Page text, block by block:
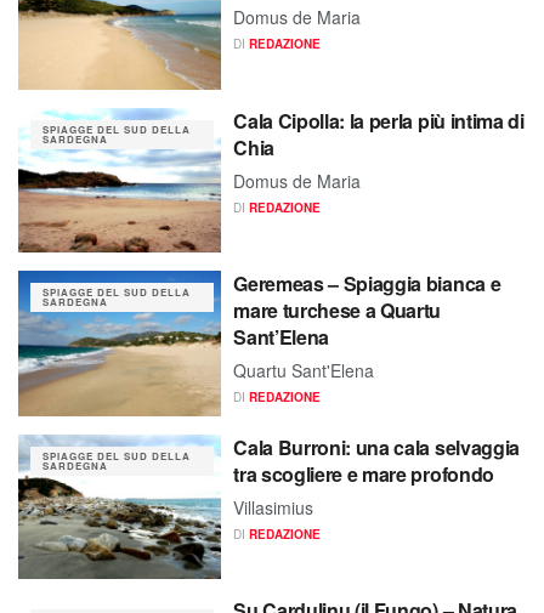
Domus de Maria
DI REDAZIONE
SPIAGGE DEL SUD DELLA
SARDEGNA
Cala Cipolla: la perla più intima di
Chia
Domus de Maria
DI REDAZIONE
SPIAGGE DEL SUD DELLA
SARDEGNA
Geremeas – Spiaggia bianca e
mare turchese a Quartu
Sant’Elena
Quartu Sant'Elena
DI REDAZIONE
SPIAGGE DEL SUD DELLA
SARDEGNA
Cala Burroni: una cala selvaggia
tra scogliere e mare profondo
Villasimius
DI REDAZIONE